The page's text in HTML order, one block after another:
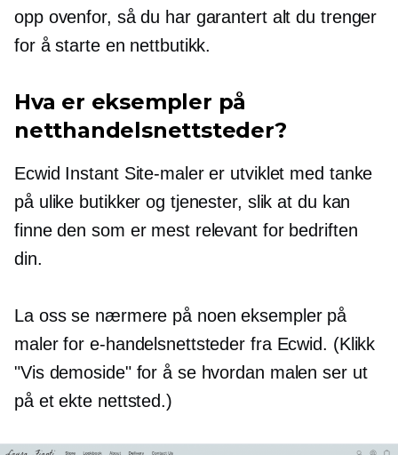
opp ovenfor, så du har garantert alt du trenger
for å starte en nettbutikk.
Hva er eksempler på
netthandelsnettsteder?
Ecwid Instant Site-maler er utviklet med tanke
på ulike butikker og tjenester, slik at du kan
finne den som er mest relevant for bedriften
din.
La oss se nærmere på noen eksempler på
maler for e-handelsnettsteder fra Ecwid. (Klikk
"Vis demoside" for å se hvordan malen ser ut
på et ekte nettsted.)